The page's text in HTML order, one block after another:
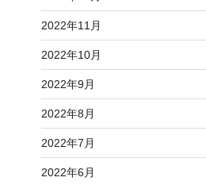
2022年11月
2022年10月
2022年9月
2022年8月
2022年7月
2022年6月